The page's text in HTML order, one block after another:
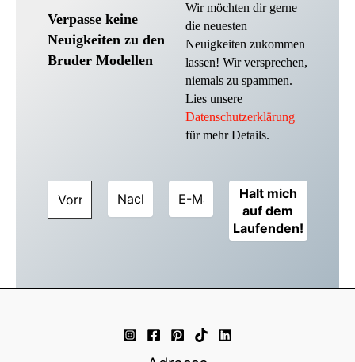
Verpasse keine
Neuigkeiten zu den
Bruder Modellen
Wir möchten dir gerne
die neuesten
Neuigkeiten zukommen
lassen! Wir versprechen,
niemals zu spammen.
Lies unsere
Datenschutzerklärung
für mehr Details.